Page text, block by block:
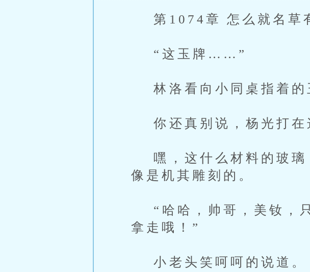
第1074章 怎么就名草
“这玉牌……”
林洛看向小同桌指着的
你还真别说，杨光打在
嘿，这什么材料的玻璃
像是机其雕刻的。
“哈哈，帅哥，美钕，
拿走哦！”
小老头笑呵呵的说道。